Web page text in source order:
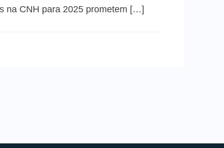
na CNH para 2025 prometem […]